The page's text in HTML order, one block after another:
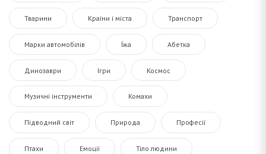
Тварини Країни і міста Транспорт
Марки автомобілів Їжа Абетка
Динозаври Ігри Космос
Музичні інструменти Комахи
Підводний світ Природа Професії
Птахи Емоції Тіло людини